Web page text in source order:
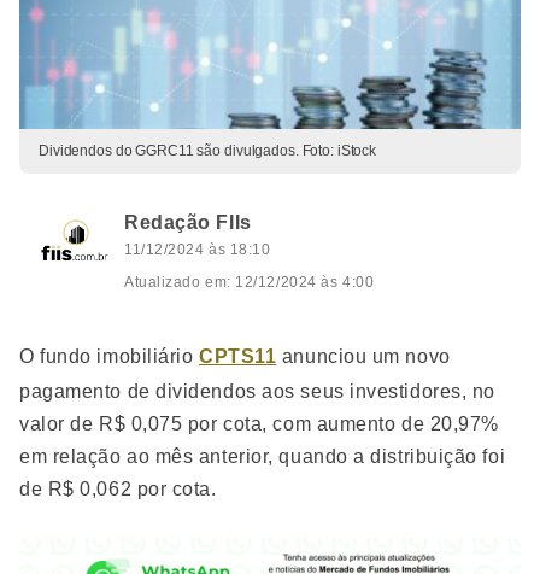
Dividendos do GGRC11 são divulgados. Foto: iStock
Redação FIIs
11/12/2024 às 18:10
Atualizado em: 12/12/2024 às 4:00
O fundo imobiliário CPTS11 anunciou um novo
pagamento de dividendos aos seus investidores, no
valor de R$ 0,075 por cota, com aumento de 20,97%
em relação ao mês anterior, quando a distribuição foi
de R$ 0,062 por cota.